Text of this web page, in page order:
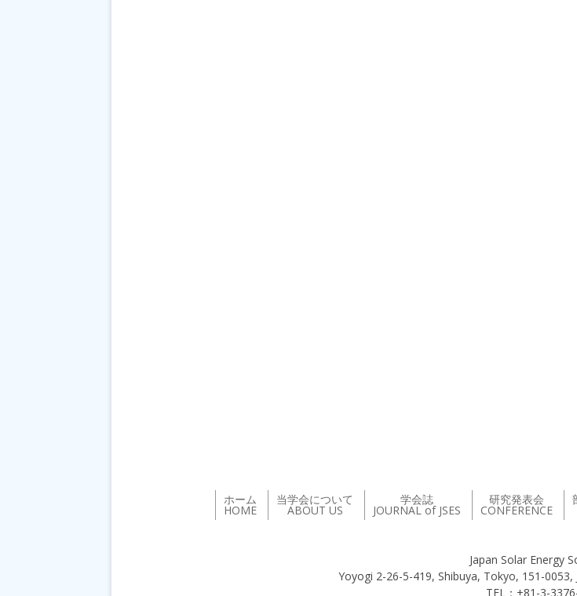
ホーム
HOME
当学会について
ABOUT US
学会誌
JOURNAL of JSES
研究発表会
CONFERENCE
Japan Solar Energy
Yoyogi 2-26-5-419, Shibuya, Tokyo, 151-0053,
TEL：+81-3-